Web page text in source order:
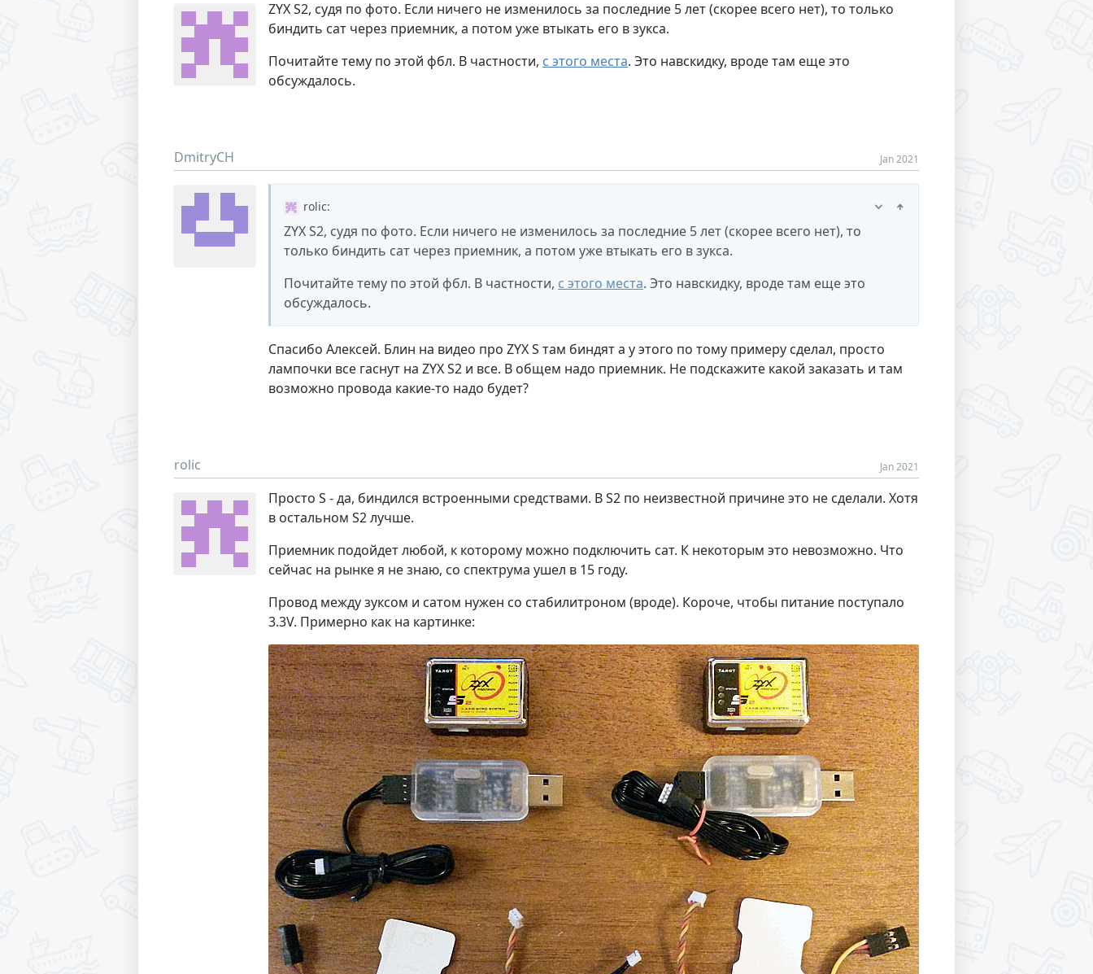
ZYX S2, судя по фото. Если ничего не изменилось за последние 5 лет (скорее всего нет), то только
биндить сат через приемник, а потом уже втыкать его в зукса.
Почитайте тему по этой фбл. В частности, с этого места. Это навскидку, вроде там еще это
обсуждалось.
DmitryCH Jan 2021
rolic:
ZYX S2, судя по фото. Если ничего не изменилось за последние 5 лет (скорее всего нет), то
только биндить сат через приемник, а потом уже втыкать его в зукса.
Почитайте тему по этой фбл. В частности, с этого места. Это навскидку, вроде там еще это
обсуждалось.
Спасибо Алексей. Блин на видео про ZYX S там биндят а у этого по тому примеру сделал, просто
лампочки все гаснут на ZYX S2 и все. В общем надо приемник. Не подскажите какой заказать и там
возможно провода какие-то надо будет?
rolic Jan 2021
Просто S - да, биндился встроенными средствами. В S2 по неизвестной причине это не сделали. Хотя
в остальном S2 лучше.
Приемник подойдет любой, к которому можно подключить сат. К некоторым это невозможно. Что
сейчас на рынке я не знаю, со спектрума ушел в 15 году.
Провод между зуксом и сатом нужен со стабилитроном (вроде). Короче, чтобы питание поступало
3.3V. Примерно как на картинке: